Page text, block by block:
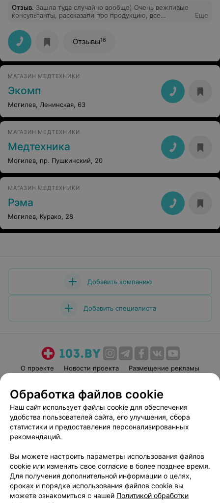
Отзыв. Зашла туда случайно вообще) Очень вежливые
консультанты, рассказали про продукцию, все
массажер, маме - тонометр. Все довольны))
Еще
Отзывы16
МАГАЗИН МЕДТЕХНИКИ
Экомп
Могилев, Ленинская, 63
МАГАЗИН МЕДТЕХНИКИ
Медтехника
Могилев, пр. Пушкинский, 20
МАГАЗИН МЕДТЕХНИКИ
Рэма
Могилев, Курако, 28
Добавить компанию
Добавить специалиста
О проекте Новости проекта
Размещение рекламы
Пользовательское соглашение
Способы оплаты
Вакансии
Партнеры
Написать руководителю 103.by
Обработка персональных данных
Обработка файлов cookie
Наш сайт использует файлы cookie для обеспечения
удобства пользователей сайта, его улучшения, сбора
статистики и предоставления персонализированных
рекомендаций.
Вы можете настроить параметры использования файлов
cookie или изменить свое согласие в более позднее время.
Для получения дополнительной информации о целях,
сроках и порядке использования файлов cookie вы
можете ознакомиться с нашей Политикой обработки